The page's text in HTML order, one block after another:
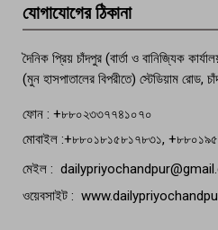
বেঁচে নেই,
যোগাযোগের ঠিকানা
দৈনিক প্রিয় চাঁদপুর (বার্তা ও বানিজ্যিক
(মুন হাসপাতালের বিপরীতে) স্টেডিয়াম রোড,
ফোন : +৮৮০২৩৩৭৭৪১০৭০
মোবাইল :+৮৮০১৮১৫৮১৭৮৩১,
মেইল :
ওয়েবসাইট :